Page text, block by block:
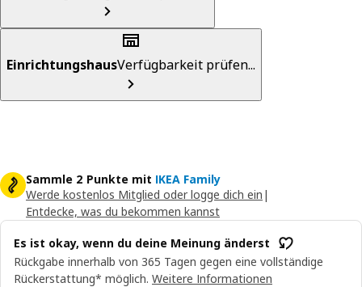
EinrichtungshausVerfügbarkeit prüfen...
Sammle 2 Punkte mit IKEA Family
Werde kostenlos Mitglied oder logge dich ein |
Entdecke, was du bekommen kannst
Es ist okay, wenn du deine Meinung änderst
Rückgabe innerhalb von 365 Tagen gegen eine vollständige
Rückerstattung* möglich. Weitere Informationen